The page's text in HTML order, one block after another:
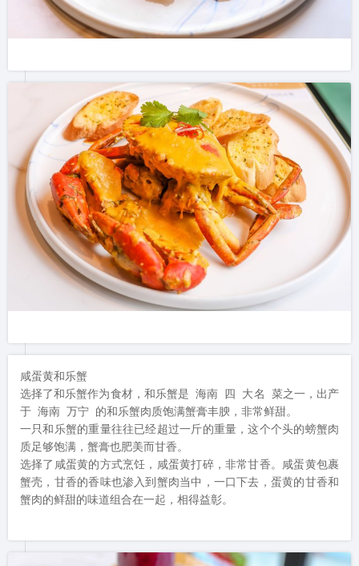
咸蛋黄和乐蟹
选择了和乐蟹作为食材，和乐蟹是 海南 四 大名 菜之一，出产
于 海南 万宁 的和乐蟹肉质饱满蟹膏丰腴，非常鲜甜。
一只和乐蟹的重量往往已经超过一斤的重量，这个个头的螃蟹肉
质足够饱满，蟹膏也肥美而甘香。
选择了咸蛋黄的方式烹饪，咸蛋黄打碎，非常甘香。咸蛋黄包裹
蟹壳，甘香的香味也渗入到蟹肉当中，一口下去，蛋黄的甘香和
蟹肉的鲜甜的味道组合在一起，相得益彰。